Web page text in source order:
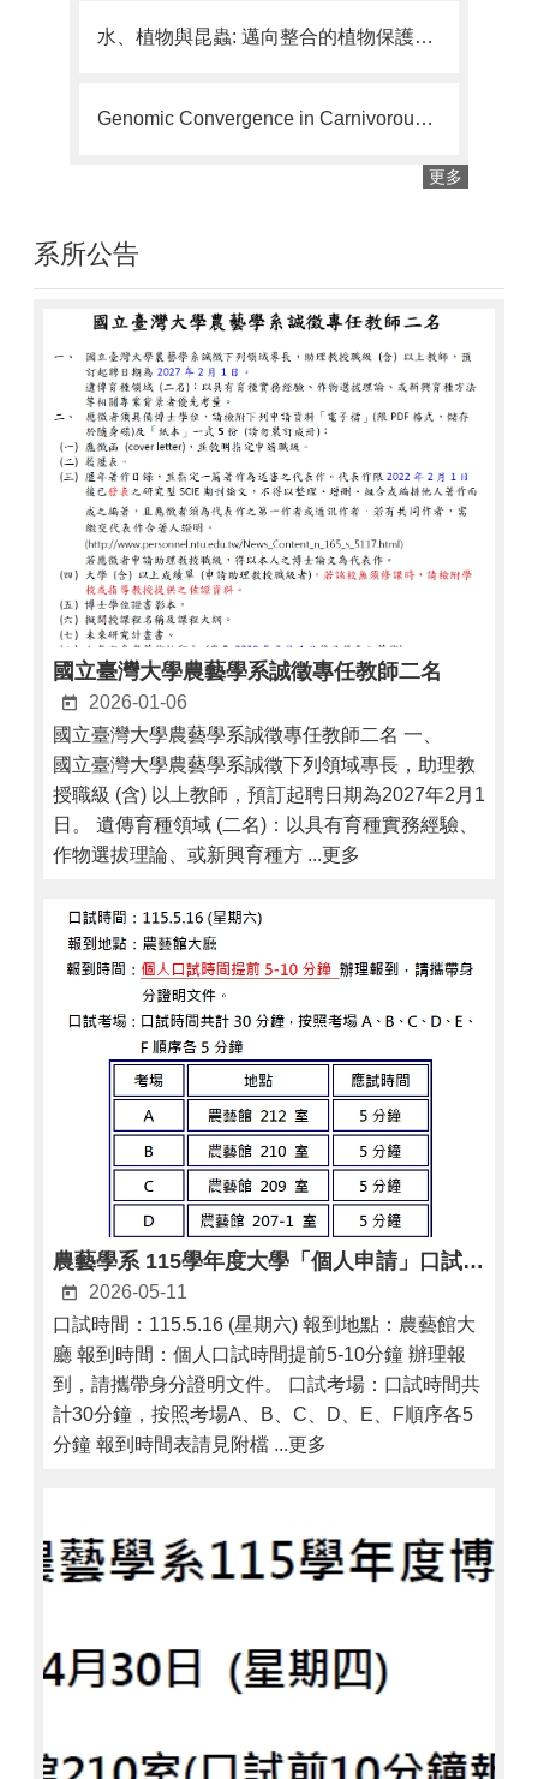
水、植物與昆蟲: 邁向整合的植物保護思維/林柏安 助理教授
Genomic Convergence in Carnivorous Plants and Beyond/ Associate Professor Kenji Fukushima
更多
系所公告
國立臺灣大學農藝學系誠徵專任教師二名
2026-01-06
國立臺灣大學農藝學系誠徵專任教師二名 一、
國立臺灣大學農藝學系誠徵下列領域專長，助理教
授職級 (含) 以上教師，預訂起聘日期為2027年2月1
日。 遺傳育種領域 (二名)：以具有育種實務經驗、
作物選拔理論、或新興育種方 ...更多
農藝學系 115學年度大學「個人申請」口試通知
2026-05-11
口試時間：115.5.16 (星期六) 報到地點：農藝館大
廳 報到時間：個人口試時間提前5-10分鐘 辦理報
到，請攜帶身分證明文件。 口試考場：口試時間共
計30分鐘，按照考場A、B、C、D、E、F順序各5
分鐘 報到時間表請見附檔 ...更多